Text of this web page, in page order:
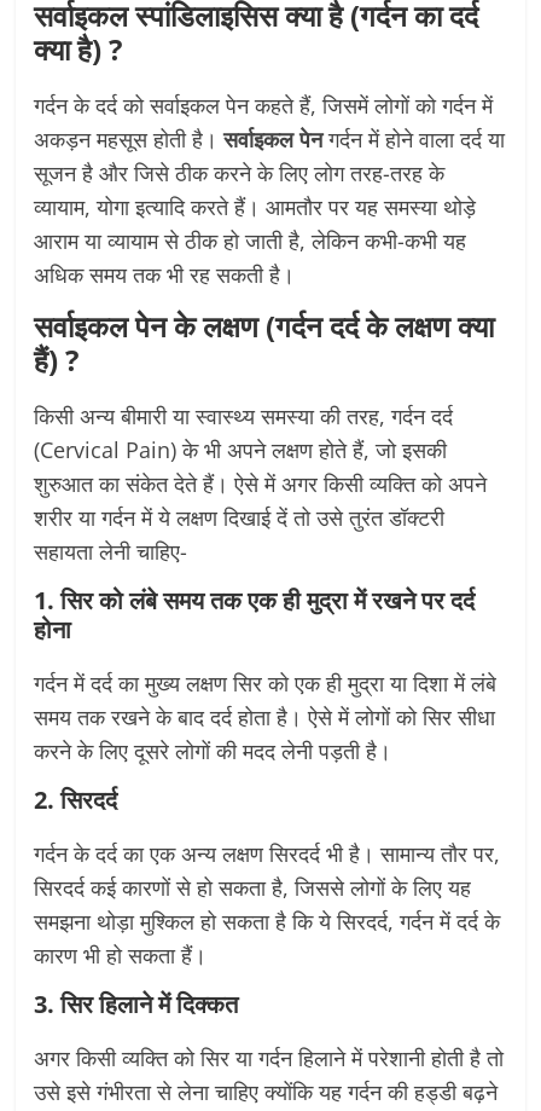
सर्वाइकल स्पांडिलाइसिस क्या है (गर्दन का दर्द
क्या है) ?
गर्दन के दर्द को सर्वाइकल पेन कहते हैं, जिसमें लोगों को गर्दन में
अकड़न महसूस होती है।सर्वाइकल पेनगर्दन में होने वाला दर्द या
सूजन है और जिसे ठीक करने के लिए लोग तरह-तरह के
व्यायाम, योगा इत्यादि करते हैं। आमतौर पर यह समस्या थोड़े
आराम या व्यायाम से ठीक हो जाती है, लेकिन कभी-कभी यह
अधिक समय तक भी रह सकती है।
सर्वाइकल पेन के लक्षण (गर्दन दर्द के लक्षण क्या
हैं) ?
किसी अन्य बीमारी या स्वास्थ्य समस्या की तरह, गर्दन दर्द
(Cervical Pain) के भी अपने लक्षण होते हैं, जो इसकी
शुरुआत का संकेत देते हैं। ऐसे में अगर किसी व्यक्ति को अपने
शरीर या गर्दन में ये लक्षण दिखाई दें तो उसे तुरंत डॉक्टरी
सहायता लेनी चाहिए-
1. सिर को लंबे समय तक एक ही मुद्रा में रखने पर दर्द
होना
गर्दन में दर्द का मुख्य लक्षण सिर को एक ही मुद्रा या दिशा में लंबे
समय तक रखने के बाद दर्द होता है। ऐसे में लोगों को सिर सीधा
करने के लिए दूसरे लोगों की मदद लेनी पड़ती है।
2. सिरदर्द
गर्दन के दर्द का एक अन्य लक्षण सिरदर्द भी है। सामान्य तौर पर,
सिरदर्द कई कारणों से हो सकता है, जिससे लोगों के लिए यह
समझना थोड़ा मुश्किल हो सकता है कि ये सिरदर्द, गर्दन में दर्द के
कारण भी हो सकता हैं।
3. सिर हिलाने में दिक्कत
अगर किसी व्यक्ति को सिर या गर्दन हिलाने में परेशानी होती है तो
उसे इसे गंभीरता से लेना चाहिए क्योंकि यह गर्दन की हड्डी बढ़ने